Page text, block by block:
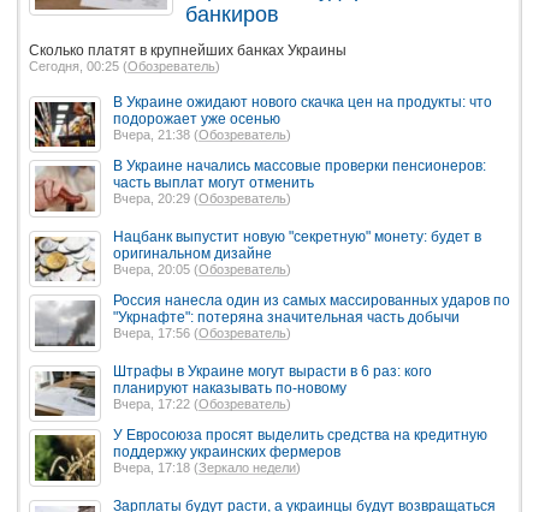
банкиров
Сколько платят в крупнейших банках Украины
Сегодня, 00:25 (Обозреватель)
В Украине ожидают нового скачка цен на продукты: что
подорожает уже осенью
Вчера, 21:38 (Обозреватель)
В Украине начались массовые проверки пенсионеров:
часть выплат могут отменить
Вчера, 20:29 (Обозреватель)
Нацбанк выпустит новую "секретную" монету: будет в
оригинальном дизайне
Вчера, 20:05 (Обозреватель)
Россия нанесла один из самых массированных ударов по
"Укрнафте": потеряна значительная часть добычи
Вчера, 17:56 (Обозреватель)
Штрафы в Украине могут вырасти в 6 раз: кого
планируют наказывать по-новому
Вчера, 17:22 (Обозреватель)
У Евросоюза просят выделить средства на кредитную
поддержку украинских фермеров
Вчера, 17:18 (Зеркало недели)
Зарплаты будут расти, а украинцы будут возвращаться